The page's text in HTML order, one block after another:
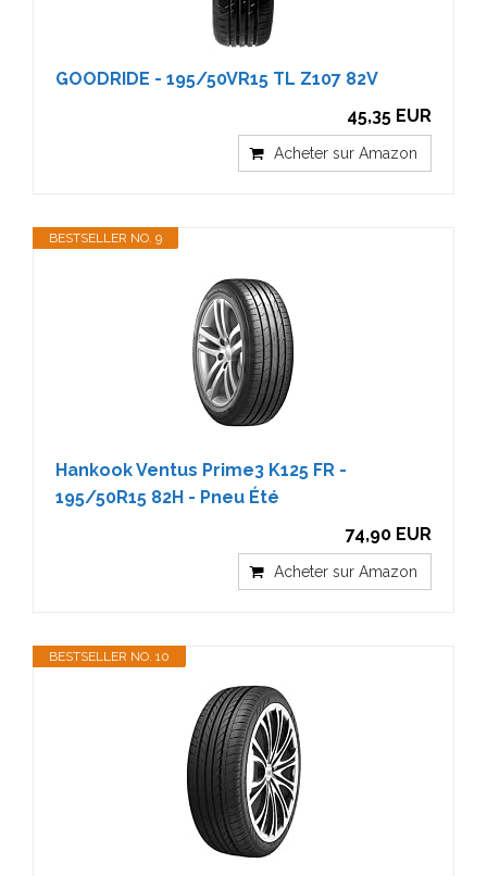
GOODRIDE - 195/50VR15 TL Z107 82V
45,35 EUR
Acheter sur Amazon
BESTSELLER NO. 9
Hankook Ventus Prime3 K125 FR -
195/50R15 82H - Pneu Été
74,90 EUR
Acheter sur Amazon
BESTSELLER NO. 10